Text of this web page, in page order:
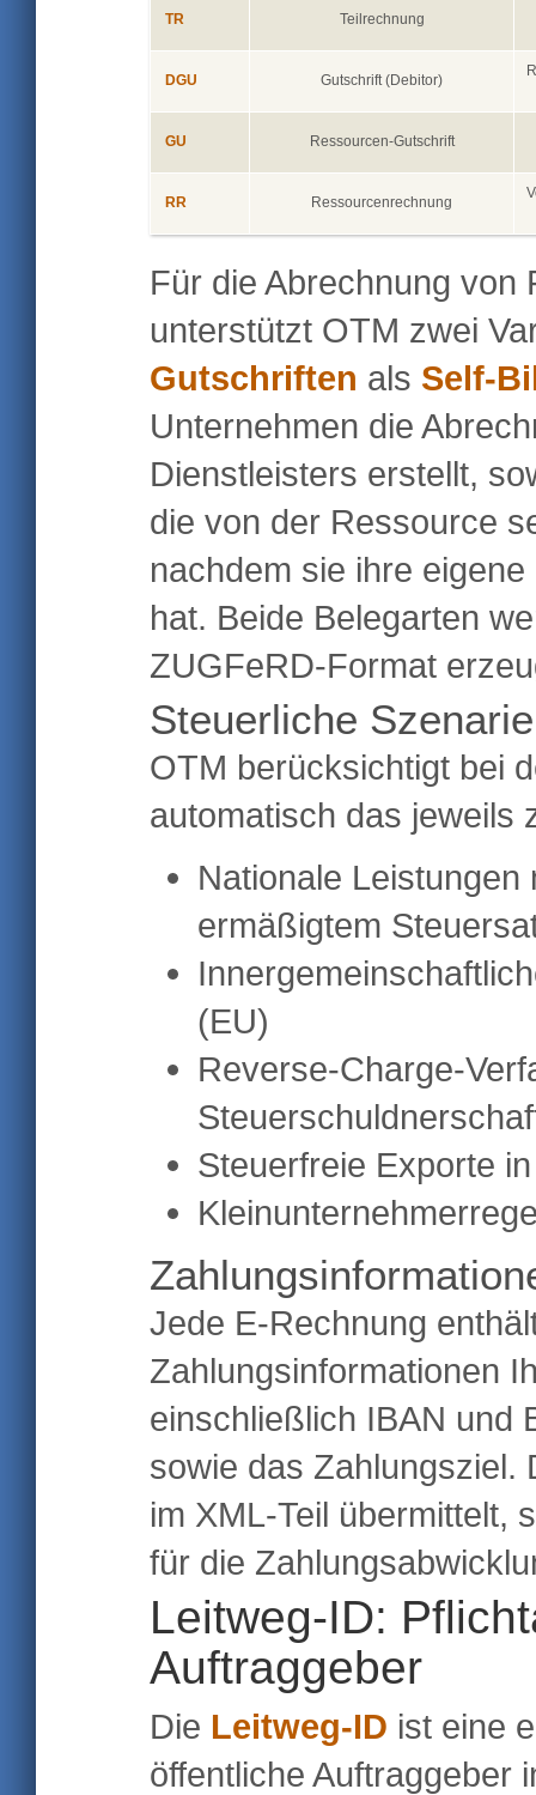
TR Teilrechnung
DGU Gutschrift (Debitor)
GU Ressourcen-Gutschrift
RR Ressourcenrechnung
Für die Abrechnung von
unterstützt OTM zwei
Gutschriften als Self-
Unternehmen die
Dienstleisters erstellt,
die von der Ressource
nachdem sie ihre
hat. Beide Belegarten
ZUGFeRD-Format
Steuerliche
OTM berücksichtigt bei
automatisch das jeweils
Nationale
ermäßigtem
(EU)
Reverse-Charge-
Steuerfreie Exporte
Jede E-Rechnung
Zahlungsinformationen
einschließlich IBAN und
sowie das Zahlungsziel.
im XML-Teil übermittelt,
für die
Leitweg-ID:
Auftraggeber
Die Leitweg-ID ist eine
öffentliche Auftraggeber